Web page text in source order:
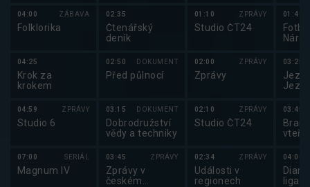
04:00 ZÁBAVA
Folklorika
04:25
Krok za
krokem
04:59 ZPRÁVY
Studio 6
07:00 SERIÁL
Magnum IV
02:35
Čtenářský
deník
02:50 DOKUMENT
Před půlnocí
03:15 DOKUMENT
Dobrodružství
vědy a techniky
03:45 ZPRÁVY
Zprávy v
českém
01:10 ZPRÁVY
Studio ČT24
02:00 ZPRÁVY
Zprávy
02:10 ZPRÁVY
Studio ČT24
02:34 ZPRÁVY
Události v
regionech
01:40
03:25
03:45
04:00
liga